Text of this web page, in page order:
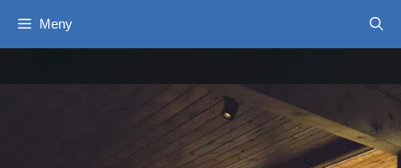
Meny